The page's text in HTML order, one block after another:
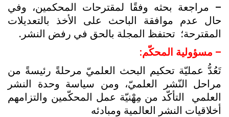
– مراجعة بحثه وفقًا لمقترحات المحکمين، وفي
حال عدم موافقة الباحث على الأخذ بالتعديلات
المقترحة؛ تحتفظ المجلة بالحق في رفض النشر.
– مسؤولية المحکّم:
تَعُدُّ عمليّة تحکيم البحث العلميّ مرحلةً رئيسةً من
مراحل النّشر العلميّ، ومن سياسة وحدة النشر
العلمي التأکّد من مِهْنيّة عمل المحکّمين والتزامهم
أخلاقيات النشر العالمية ومبادئه